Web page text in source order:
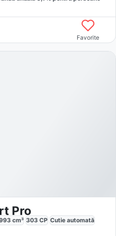
Favorite
Pro
cm³ 303 CP Cutie automată